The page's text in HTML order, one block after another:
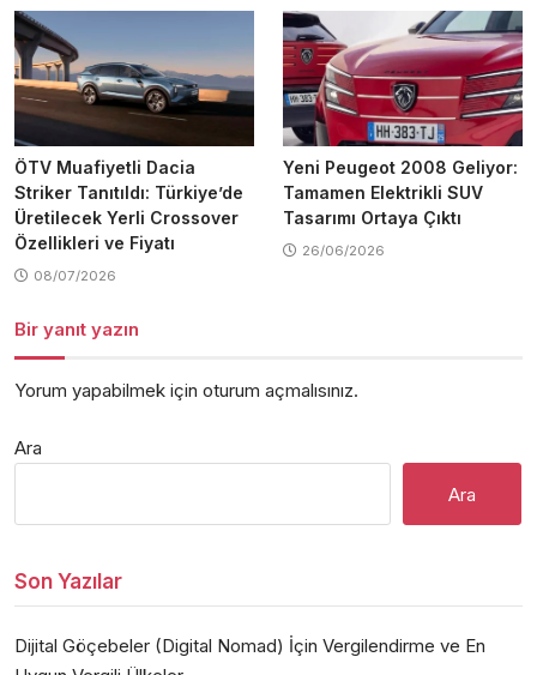
ÖTV Muafiyetli Dacia
Striker Tanıtıldı: Türkiye’de
Üretilecek Yerli Crossover
Özellikleri ve Fiyatı
08/07/2026
Yeni Peugeot 2008 Geliyor:
Tamamen Elektrikli SUV
Tasarımı Ortaya Çıktı
26/06/2026
Bir yanıt yazın
Yorum yapabilmek için oturum açmalısınız.
Ara
Ara
Son Yazılar
Dijital Göçebeler (Digital Nomad) İçin Vergilendirme ve En